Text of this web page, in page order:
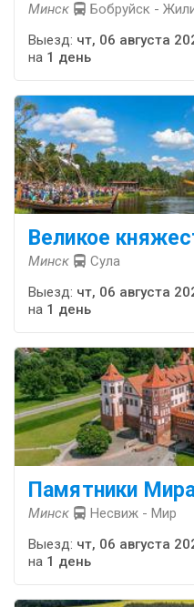
Минск Бобруйск -
Выезд: чт, 06 августа
на 1 день
Великое
Минск Сула
Выезд: чт, 06 августа
на 1 день
Памятники
Минск Несвиж - Мир
Выезд: чт, 06 августа
на 1 день